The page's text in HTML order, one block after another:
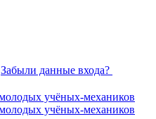
Забыли данные входа?